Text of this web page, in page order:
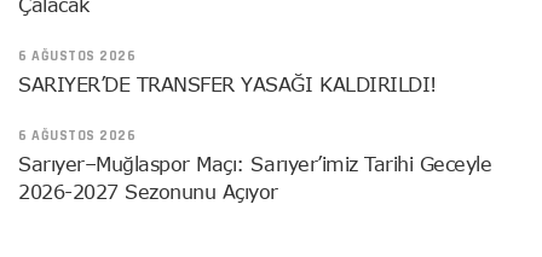
6 AĞUSTOS 2026
SARIYER’DE TRANSFER YASAĞI KALDIRILDI!
6 AĞUSTOS 2026
Sarıyer–Muğlaspor Maçı: Sarıyer’imiz Tarihi Geceyle
2026-2027 Sezonunu Açıyor